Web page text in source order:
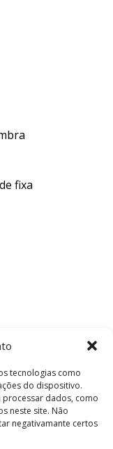
tecnologias como
do dispositivo.
processar dados, como
neste site. Não
negativamante certos
fixa